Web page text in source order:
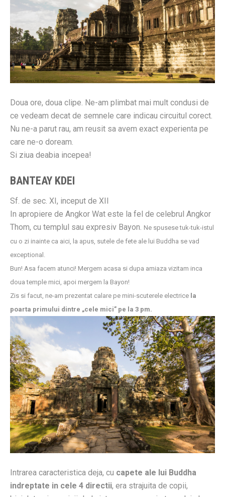
Doua ore, doua clipe. Ne-am plimbat mai mult condusi de
ce vedeam decat de semnele care indicau circuitul corect.
Nu ne-a parut rau, am reusit sa avem exact experienta pe
care ne-o doream.
Si ziua deabia incepea!
BANTEAY KDEI
Sf. de sec. XI, inceput de XII
In apropiere de Angkor Wat este la fel de celebrul Angkor
Thom, cu templul sau expresiv Bayon. Ne spusese tuk-tuk-istul
cu o zi inainte ca aici, la apus, sutele de fete ale lui Buddha se vad
exceptional.
Bun! Asa facem atunci! Mergem acasa si dupa amiaza vizitam inca
doua temple mici, apoi mergem la Bayon!
Zis si facut, ne-am prezentat calare pe mini-scuterele electrice la
poarta primului dintre „cele mici” pe la 3 pm.
Intrarea caracteristica deja, cu capete ale lui Buddha
indreptate in cele 4 directii, era strajuita de copii,